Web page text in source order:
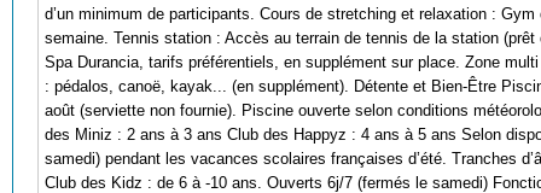
d’un minimum de participants. Cours de stretching et relaxation :
semaine. Tennis station : Accès au terrain de tennis de la station
Spa Durancia, tarifs préférentiels, en supplément sur place. Zone
: pédalos, canoë, kayak... (en supplément). Détente et Bien-Être
août (serviette non fournie). Piscine ouverte selon conditions
des Miniz : 2 ans à 3 ans Club des Happyz : 4 ans à 5 ans Selon
samedi) pendant les vacances scolaires françaises d’été. Tranches
Club des Kidz : de 6 à -10 ans. Ouverts 6j/7 (fermés le samedi)